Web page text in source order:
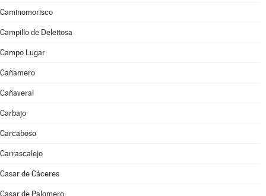
Caminomorisco
Campillo de Deleitosa
Campo Lugar
Cañamero
Cañaveral
Carbajo
Carcaboso
Carrascalejo
Casar de Cáceres
Casar de Palomero